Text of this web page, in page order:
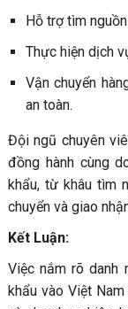
Hỗ trợ tìm
Thực hiện dịch
Vận chuyển
an toàn.
Đội ngũ chuyên
đồng hành cùng
khẩu, từ khâu tìm
chuyển và giao
Kết Luận:
Việc nắm rõ danh
khẩu vào Việt